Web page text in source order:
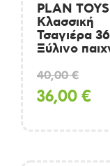
PLAN TOYS
Κλασσική
Τσαγιέρα
Ξύλινο
40,00€
price
36,00€